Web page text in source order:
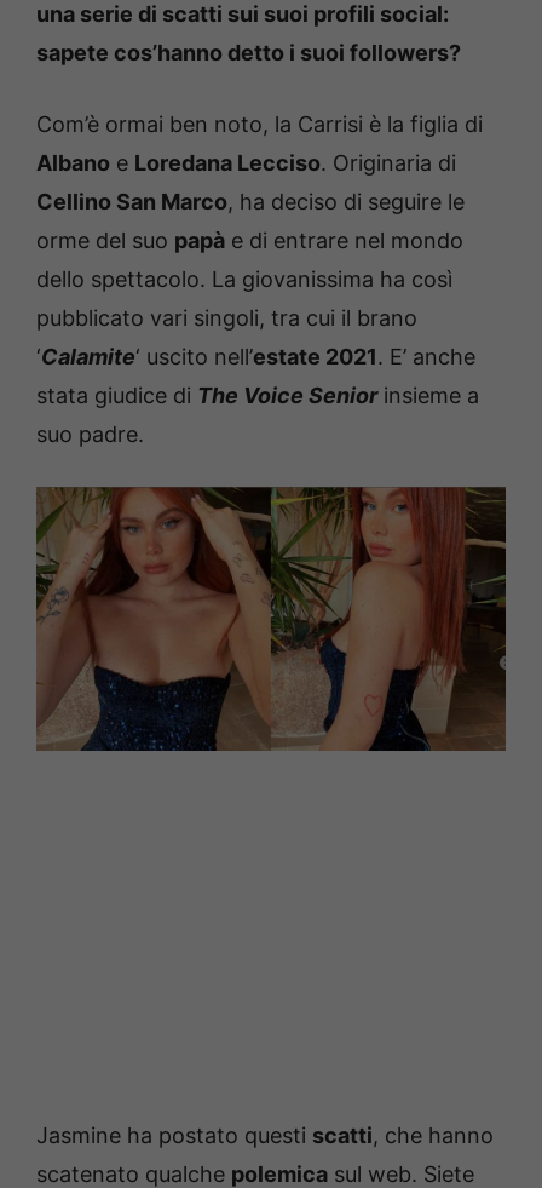
una serie di scatti sui suoi profili social:
sapete cos’hanno detto i suoi followers?
Com’è ormai ben noto, la Carrisi è la figlia di
Albano e Loredana Lecciso. Originaria di
Cellino San Marco, ha deciso di seguire le
orme del suo papà e di entrare nel mondo
dello spettacolo. La giovanissima ha così
pubblicato vari singoli, tra cui il brano
‘Calamite‘ uscito nell’estate 2021. E’ anche
stata giudice di The Voice Seniorinsieme a
suo padre.
Jasmine ha postato questi scatti, che hanno
scatenato qualche polemica sul web. Siete